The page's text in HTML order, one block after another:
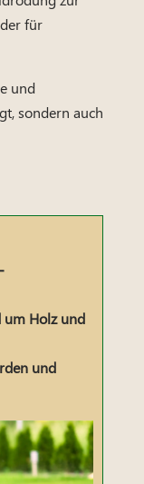
für
und
sondern auch
um Holz und
und